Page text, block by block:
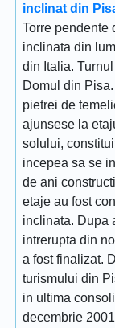
inclinat din
Torre pendente
inclinata din
din Italia.
Domul din
pietrei de
ajunsese la
solului,
incepea sa se
de ani
etaje au fost
inclinata. Dupa
intrerupta din
a fost finalizat.
turismului din
in ultima
decembrie